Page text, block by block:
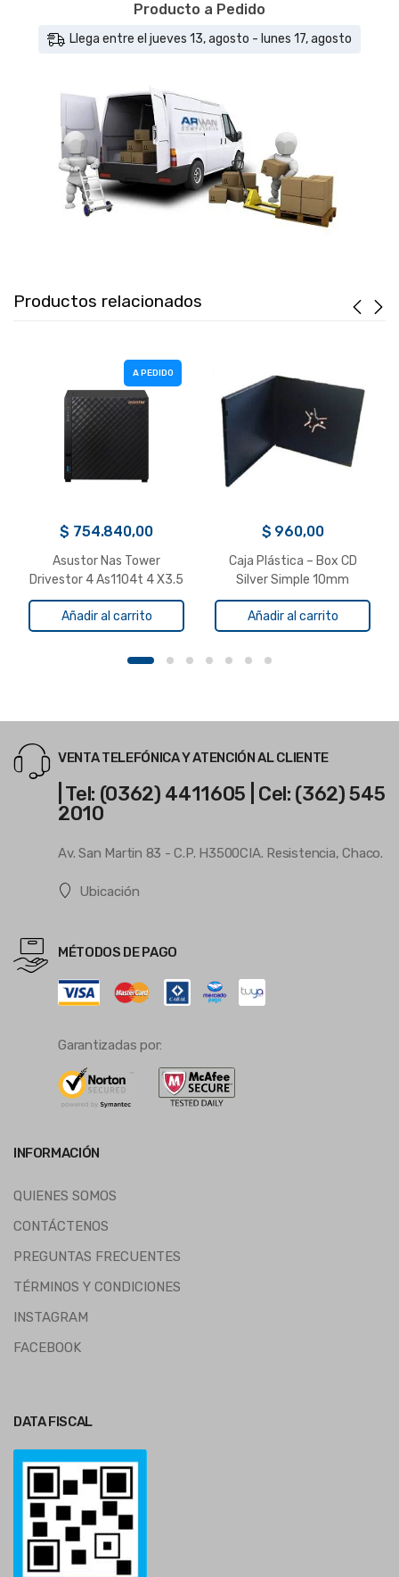
Producto a Pedido
Llega entre el jueves 13, agosto - lunes 17, agosto
Productos relacionados
A PEDIDO
$ 754.840,00
Asustor Nas Tower
Drivestor 4 As1104t 4 X3.5
Añadir al carrito
$ 960,00
Caja Plástica – Box CD
Silver Simple 10mm
Añadir al carrito
VENTA TELEFÓNICA Y ATENCIÓN AL CLIENTE
| Tel: (0362) 4411605 | Cel: (362) 545
2010
Av. San Martin 83 - C.P. H3500CIA. Resistencia, Chaco.
Ubicación
MÉTODOS DE PAGO
Garantizadas por:
INFORMACIÓN
QUIENES SOMOS
CONTÁCTENOS
PREGUNTAS FRECUENTES
TÉRMINOS Y CONDICIONES
INSTAGRAM
FACEBOOK
DATA FISCAL